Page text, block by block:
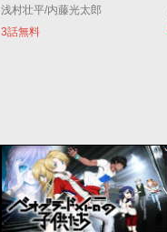
浅村壮平/内藤光太郎
3話無料